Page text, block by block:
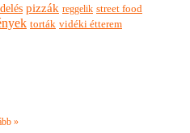
pizzák reggelik street food
torták vidéki étterem
»